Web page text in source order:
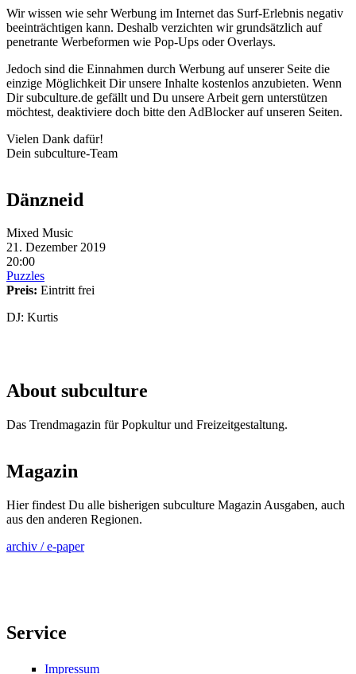
Wir wissen wie sehr Werbung im Internet das Surf-Erlebnis negativ
beeinträchtigen kann. Deshalb verzichten wir grundsätzlich auf
penetrante Werbeformen wie Pop-Ups oder Overlays.
Jedoch sind die Einnahmen durch Werbung auf unserer Seite die
einzige Möglichkeit Dir unsere Inhalte kostenlos anzubieten. Wenn
Dir subculture.de gefällt und Du unsere Arbeit gern unterstützen
möchtest, deaktiviere doch bitte den AdBlocker auf unseren Seiten.
Vielen Dank dafür!
Dein subculture-Team
Dänzneid
Mixed Music
21. Dezember 2019
20:00
Puzzles
Preis: Eintritt frei
DJ: Kurtis
About subculture
Das Trendmagazin für Popkultur und Freizeitgestaltung.
Magazin
Hier findest Du alle bisherigen subculture Magazin Ausgaben, auch
aus den anderen Regionen.
archiv / e-paper
Service
Impressum